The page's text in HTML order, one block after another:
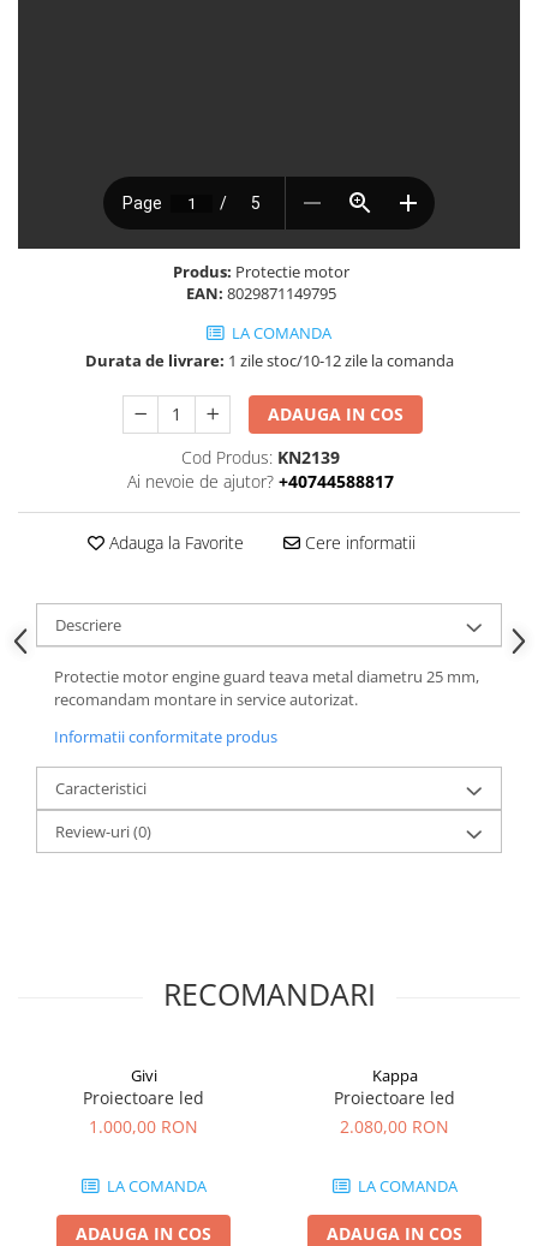
Produs: Protectie motor
EAN: 8029871149795
LA COMANDA
Durata de livrare: 1 zile stoc/10-12 zile la comanda
ADAUGA IN COS
Cod Produs: KN2139
Ai nevoie de ajutor? +40744588817
Adauga la Favorite Cere informatii
Descriere
Protectie motor engine guard teava metal diametru 25 mm,
recomandam montare in service autorizat.
Informatii conformitate produs
Caracteristici
Review-uri(0)
RECOMANDARI
Givi
Proiectoare led
1.000,00 RON
LA COMANDA
ADAUGA IN COS
Kappa
Proiectoare led
2.080,00 RON
LA COMANDA
ADAUGA IN COS